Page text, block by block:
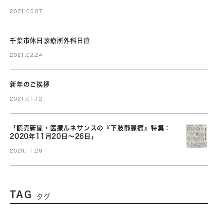
2021.06.07
千葉市休日診療所外科日直
2021.02.24
新年のご挨拶
2021.01.12
「読売新聞・医療ルネサンスの『下肢静脈瘤』特集：
2020年11月20日～26日」
2020.11.26
TAG タグ